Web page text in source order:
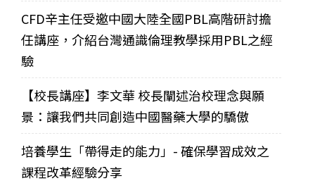
CFD辛主任受邀中國大陸全國PBL高階研討擔
任講座，介紹台灣通識倫理教學採用PBL之經
驗
【校長講座】李文華 校長闡述治校理念與願
景：讓我們共同創造中國醫藥大學的驕傲
培養學生「帶得走的能力」- 確保學習成效之
課程改革經驗分享